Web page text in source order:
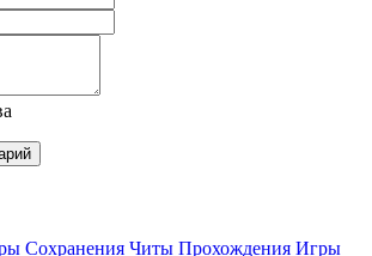
Сохранения Читы Прохождения Игры